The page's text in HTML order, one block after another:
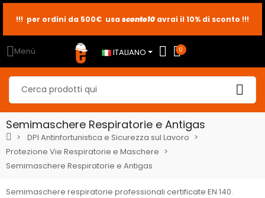
sconto2
sconto5
!!! per ordini da 500€ usa sconto10 avrai il 10% di sconto !!!
Menù ITALIANO 0
Semimaschere Respiratorie e Antigas
DPI Antinfortunistica e Sicurezza sul Lavoro
Protezione Vie Respiratorie e Maschere
Semimaschere Respiratorie e Antigas
Semimaschere respiratorie professionali certificate EN 140.